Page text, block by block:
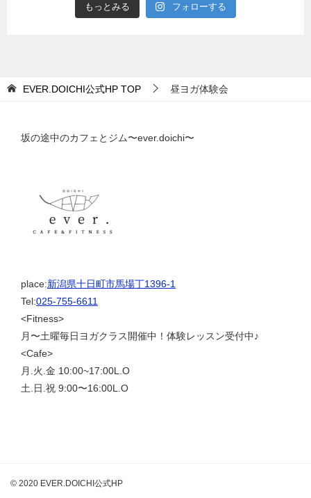
もっとみる フォローする
EVER.DOICHI公式HP TOP 昼ヨガ体験会
坂の途中のカフェとジム〜ever.doichi〜
place:新潟県十日町市馬場丁1396-1
Tel:025-755-6611
<Fitness>
月〜土曜毎日ヨガクラス開催中！体験レッスン受付中♪
<Cafe>
月.火.金 10:00~17:00L.O
土.日.祝 9:00〜16:00L.O
© 2020 EVER.DOICHI公式HP